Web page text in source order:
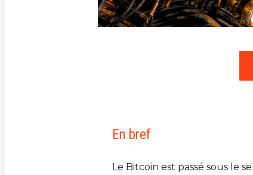
En bref
Le Bitcoin est passé sous le